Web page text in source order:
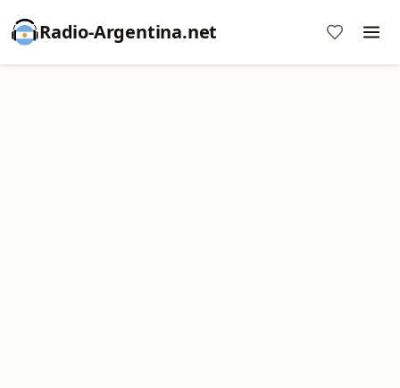
Radio-Argentina.net